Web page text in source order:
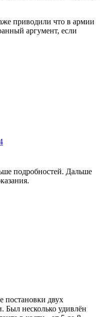
приводили что в армии
аргумент, если
подробностей. Дальше
постановки двух
Был несколько удивлён